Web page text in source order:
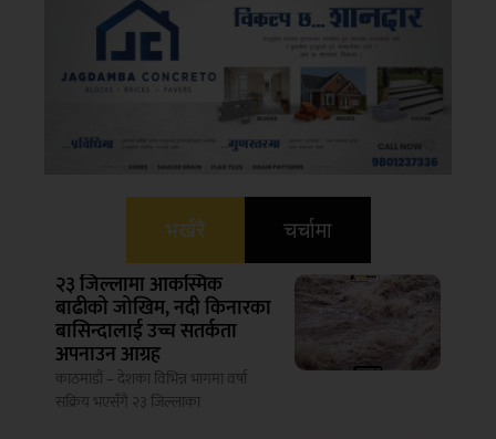
भर्खरै चर्चामा
२३ जिल्लामा आकस्मिक
बाढीको जोखिम, नदी किनारका
बासिन्दालाई उच्च सतर्कता
अपनाउन आग्रह
काठमाडौं – देशका विभिन्न भागमा वर्षा
सक्रिय भएसँगै २३ जिल्लाका